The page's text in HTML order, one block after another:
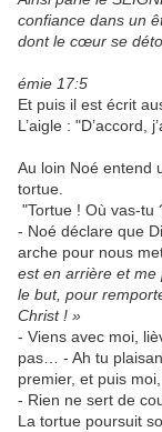
confiance dans un
dont le cœur se
émie 17:5
Et puis il est écrit
L’aigle : "D’accord,
Au loin Noé entend
tortue.
"Tortue ! Où vas-tu
- Noé déclare que
arche pour nous
est en arrière et me
le but, pour
Christ ! »
- Viens avec moi,
pas… - Ah tu
premier, et puis
- Rien ne sert de
La tortue poursuit